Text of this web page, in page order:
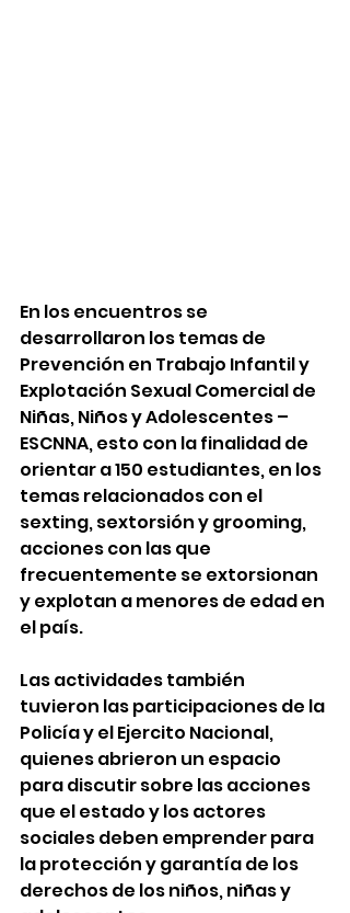
En los encuentros se
desarrollaron los temas de
Prevención en Trabajo Infantil y
Explotación Sexual Comercial de
Niñas, Niños y Adolescentes –
ESCNNA, esto con la finalidad de
orientar a 150 estudiantes, en los
temas relacionados con el
sexting, sextorsión y grooming,
acciones con las que
frecuentemente se extorsionan
y explotan a menores de edad en
el país.
Las actividades también
tuvieron las participaciones de la
Policía y el Ejercito Nacional,
quienes abrieron un espacio
para discutir sobre las acciones
que el estado y los actores
sociales deben emprender para
la protección y garantía de los
derechos de los niños, niñas y